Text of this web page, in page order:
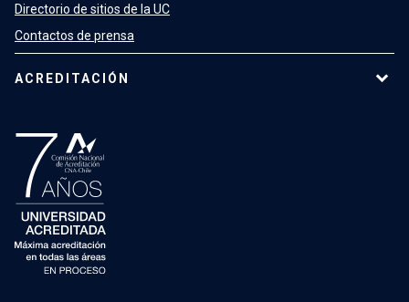
Directorio de sitios de la UC
Contactos de prensa
ACREDITACIÓN